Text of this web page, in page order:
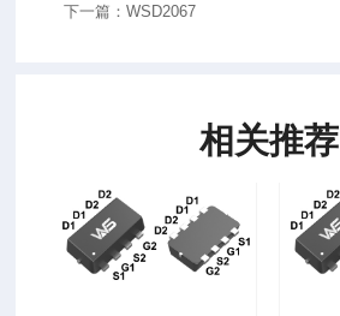
下一篇：WSD2067
相关推荐